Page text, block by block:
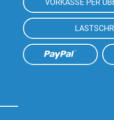
VORKASSE PER